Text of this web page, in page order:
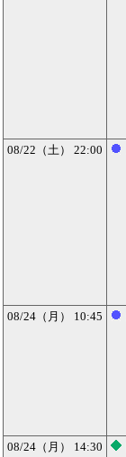
08/22（土） 22:00
08/24（月） 10:45
08/24（月） 14:30